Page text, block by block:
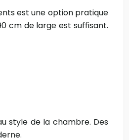
est une option pratique
cm de large est suffisant.
style de la chambre. Des